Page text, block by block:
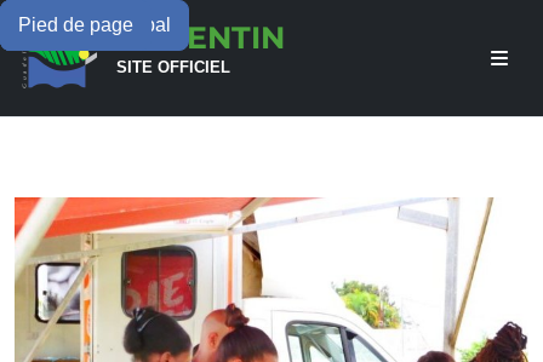
Menu principal
Contenu principal
Pied de pageLAMENTIN
SITE OFFICIEL